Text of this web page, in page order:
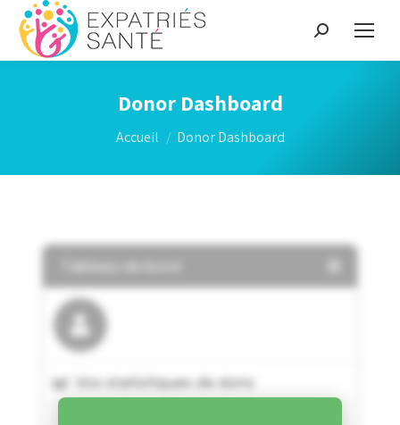
Recherche
:
Donor Dashboard
Vous êtes ici :
Accueil Donor Dashboard